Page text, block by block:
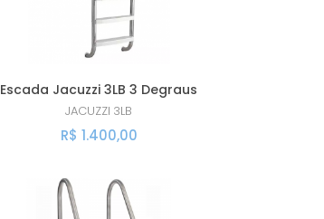
MAIOR PREÇO
Escada Jacuzzi 3LB 3 Degraus
JACUZZI 3LB
R$ 1.400,00